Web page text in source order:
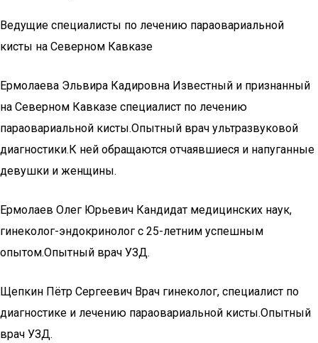
Ведущие специалисты по лечению параовариальной
кисты на Северном Кавказе
Ермолаева Эльвира Кадировна Известный и признанный
на Северном Кавказе специалист по лечению
параовариальной кисты.Опытный врач ультразвуковой
диагностики.К ней обращаются отчаявшиеся и напуганные
девушки и женщины.
Ермолаев Олег Юрьевич Кандидат медицинских наук,
гинеколог-эндокринолог с 25-летним успешным
опытом.Опытный врач УЗД.
Щепкин Пётр Сергеевич Врач гинеколог, специалист по
диагностике и лечению параовариальной кисты.Опытный
врач УЗД.